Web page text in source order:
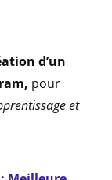
d’un
, pour
et